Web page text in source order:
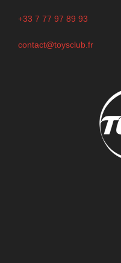
+33 7 77 97 89 93
contact@toysclub.fr